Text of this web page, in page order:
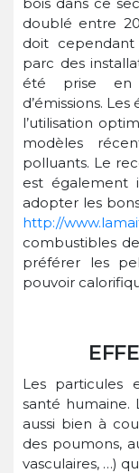
doublé entre
doit
parc des
été prise en
d’émissions.
l’utilisation
modèles
polluants. Le
est également
adopter les
http://
combustibles
préférer les
pouvoir
Les particules
santé humaine.
aussi bien à
des poumons,
vasculaires, …)